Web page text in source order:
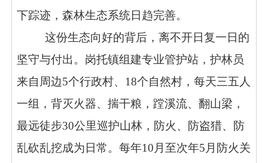
下踪迹，森林生态系统日趋完善。
这份生态向好的背后，离不开日复一日的
坚守与付出。岗托镇组建专业管护站，护林员
来自周边5个行政村、18个自然村，每天三五人
一组，背灭火器、揣干粮，蹚溪流、翻山梁，
最远徒步30公里巡护山林，防火、防盗猎、防
乱砍乱挖成为日常。每年10月至次年5月防火关